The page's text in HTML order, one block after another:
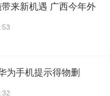
来新机遇 广西今年外
为手机提示得物删